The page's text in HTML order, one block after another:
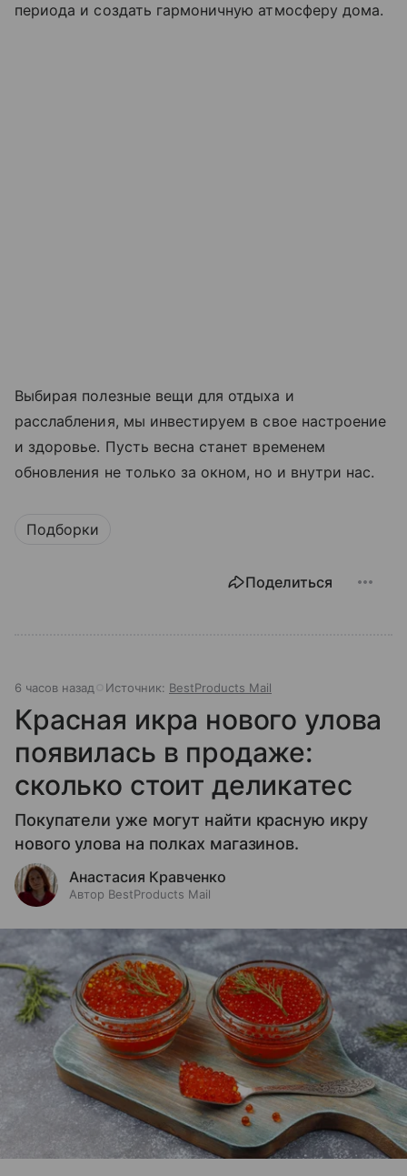
периода и создать гармоничную атмосферу дома.
Выбирая полезные вещи для отдыха и
расслабления, мы инвестируем в свое настроение
и здоровье. Пусть весна станет временем
обновления не только за окном, но и внутри нас.
Подборки
Поделиться
6 часов назад Источник: BestProducts Mail
Красная икра нового улова
появилась в продаже:
сколько стоит деликатес
Покупатели уже могут найти красную икру
нового улова на полках магазинов.
Анастасия Кравченко
Автор BestProducts Mail